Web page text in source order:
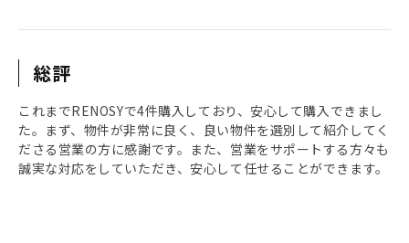
総評
これまでRENOSYで4件購入しており、安心して購入できまし
た。まず、物件が非常に良く、良い物件を選別して紹介してく
ださる営業の方に感謝です。また、営業をサポートする方々も
誠実な対応をしていただき、安心して任せることができます。